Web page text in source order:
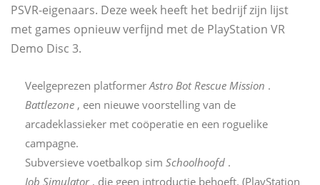
PSVR-eigenaars. Deze week heeft het bedrijf zijn lijst
met games opnieuw verfijnd met de PlayStation VR
Demo Disc 3.
Veelgeprezen platformerAstro Bot Rescue Mission .
Battlezone , een nieuwe voorstelling van de
arcadeklassieker met coöperatie en een roguelike
campagne.
Subversieve voetbalkop sim Schoolhoofd .
Job Simulator, die geen introductie behoeft. (PlayStation